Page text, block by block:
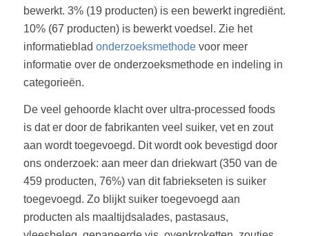
bewerkt. 3% (19 producten) is een bewerkt ingrediënt.
10% (67 producten) is bewerkt voedsel. Zie het
informatieblad onderzoeksmethodevoor meer
informatie over de onderzoeksmethode en indeling in
categorieën.
De veel gehoorde klacht over ultra-processed foods
is dat er door de fabrikanten veel suiker, vet en zout
aan wordt toegevoegd. Dit wordt ook bevestigd door
ons onderzoek: aan meer dan driekwart (350 van de
459 producten, 76%) van dit fabriekseten is suiker
toegevoegd. Zo blijkt suiker toegevoegd aan
producten als maaltijdsalades, pastasaus,